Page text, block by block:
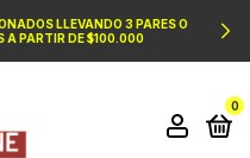
LLEVANDO 3 PARES O
A PARTIR DE $100.000
0